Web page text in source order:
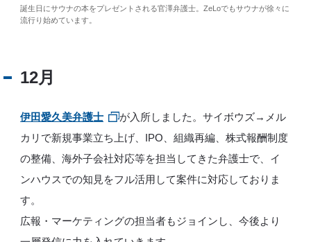
誕生日にサウナの本をプレゼントされる官澤弁護士。ZeLoでもサウナが徐々に
流行り始めています。
12月
伊田愛久美弁護士
が入所しました。サイボウズ→メル
カリで新規事業立ち上げ、IPO、組織再編、株式報酬制度
の整備、海外子会社対応等を担当してきた弁護士で、イ
ンハウスでの知見をフル活用して案件に対応しておりま
す。
広報・マーケティングの担当者もジョインし、今後より